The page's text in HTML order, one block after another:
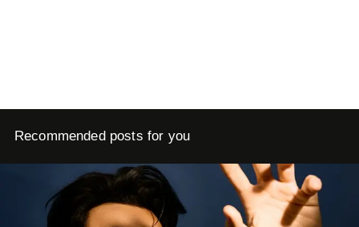
Recommended posts for you